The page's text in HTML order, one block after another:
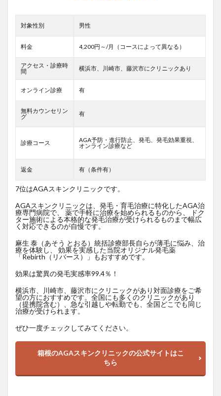
対象性別 男性
料金 4,200円～/月（コースによって異なる）
アクセス・診療時
間
横浜市、川崎市、藤沢市にクリニックあり
オンライン診療 有
無料カウンセリン
グ
有
診療コース
AGA予防・進行防止、発毛、発毛効果重視、
オンライン診療など
返金 有（条件有）
7位はAGAスキンクリニックです。
AGAスキンクリニックは、発毛・育毛治療に特化したAGA治
療専門病院で、 薬で手軽に治療を始められるものから、 ドク
ター施術による本格的な発毛治療が受けられるものまで幅広
く対応できるのが自慢です。
麻生 泰（あそう とおる）統括診療部長自らが薄毛に悩み、治
療を体験し、 効果を実感した当院オリジナル発毛薬
「Rebirth（リバース）」もおすすめです。
効果は驚異の発毛実感率99.4％！
横浜市、川崎市、藤沢市にクリニックがあり対面診療をご希
望の方におすすめです。全国にも多くのクリニックがあり
（提携院含む）、急な引越しや転勤でも、全国どこでも同じ
治療が受けられます。
ぜひ一度チェックしてみてください。
箱根のAGAスキンクリニックの公式サイトはこ
ちら